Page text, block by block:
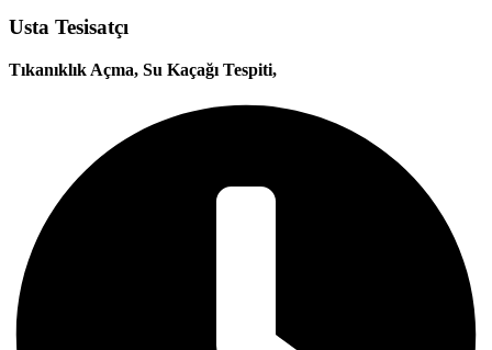
Usta Tesisatçı
Tıkanıklık Açma, Su Kaçağı Tespiti,